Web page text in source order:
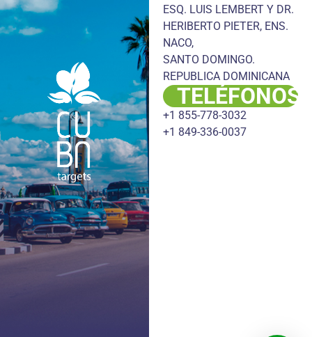
ESQ. LUIS LEMBERT Y DR.
HERIBERTO PIETER, ENS.
NACO,
SANTO DOMINGO.
REPUBLICA DOMINICANA
TELÉFONOS
+1 855-778-3032
+1 849-336-0037